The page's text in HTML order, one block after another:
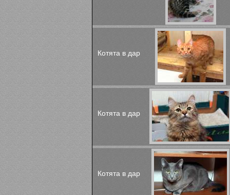
Котята в дар
Котята в дар
Котята в дар